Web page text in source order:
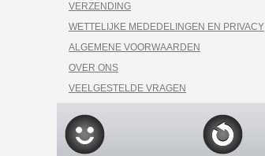
VERZENDING
WETTELIJKE MEDEDELINGEN EN PRIVACY
ALGEMENE VOORWAARDEN
OVER ONS
VEELGESTELDE VRAGEN